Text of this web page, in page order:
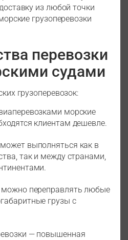
из любой точки
грузоперевозки
перевозки
судами
грузоперевозок:
морские
клиентам дешевле.
выполняться как в
так и между странами,
можно переправлять любые
грузы с
— повышенная